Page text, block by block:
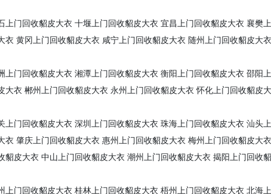
上门回收貂皮大衣 十堰上门回收貂皮大衣 宜昌上门回收貂皮大衣 襄樊
衣 黄冈上门回收貂皮大衣 咸宁上门回收貂皮大衣 随州上门回收貂皮大衣
上门回收貂皮大衣 湘潭上门回收貂皮大衣 衡阳上门回收貂皮大衣 邵阳
大衣 郴州上门回收貂皮大衣 永州上门回收貂皮大衣 怀化上门回收貂皮
上门回收貂皮大衣 深圳上门回收貂皮大衣 珠海上门回收貂皮大衣 汕头
衣 肇庆上门回收貂皮大衣 惠州上门回收貂皮大衣 梅州上门回收貂皮大衣
貂皮大衣 中山上门回收貂皮大衣 潮州上门回收貂皮大衣 揭阳上门回收
上门回收貂皮大衣 桂林上门回收貂皮大衣 梧州上门回收貂皮大衣 北海